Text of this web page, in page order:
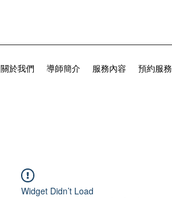
關於我們 導師簡介 服務內容 預約服務
Widget Didn’t Load